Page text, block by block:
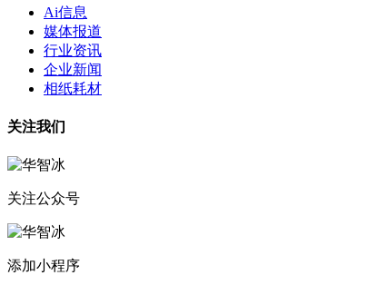
Ai信息
媒体报道
行业资讯
企业新闻
相纸耗材
关注我们
关注公众号
添加小程序